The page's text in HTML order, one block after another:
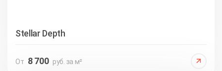
Stellar Depth
От 8 700 руб. за м²